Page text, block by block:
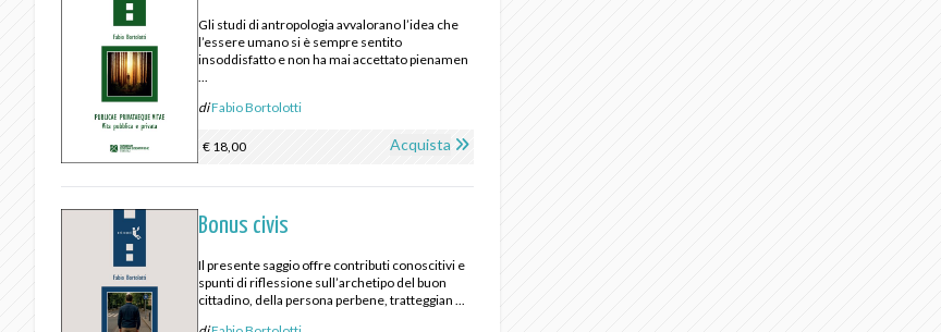
Gli studi di antropologia avvalorano l’idea che
l’essere umano si è sempre sentito
insoddisfatto e non ha mai accettato pienamen
...
diFabio Bortolotti
€ 18,00 Acquista
Bonus civis
Il presente saggio offre contributi conoscitivi e
spunti di riflessione sull’archetipo del buon
cittadino, della persona perbene, tratteggian ...